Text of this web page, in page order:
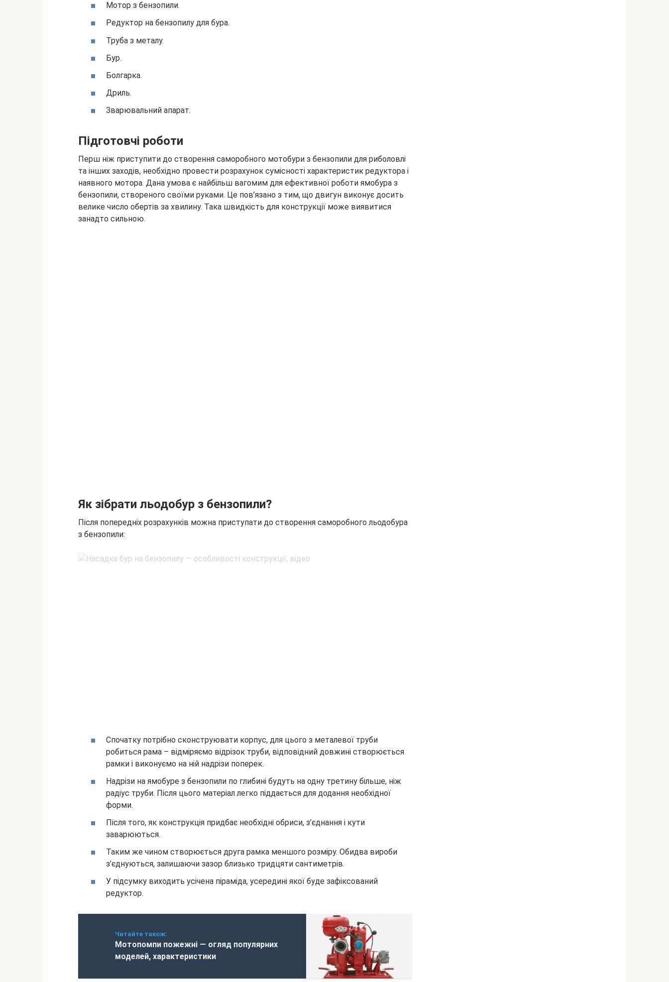
Мотор з бензопили.
Редуктор на бензопилу для бура.
Труба з металу.
Бур.
Болгарка.
Дриль.
Зварювальний апарат.
Підготовчі роботи
Перш ніж приступити до створення саморобного мотобури з бензопили для риболовлі
та інших заходів, необхідно провести розрахунок сумісності характеристик редуктора і
наявного мотора. Дана умова є найбільш вагомим для ефективної роботи ямобура з
бензопили, створеного своїми руками. Це пов’язано з тим, що двигун виконує досить
велике число обертів за хвилину. Така швидкість для конструкції може виявитися
занадто сильною.
Як зібрати льодобур з бензопили?
Після попередніх розрахунків можна приступати до створення саморобного льодобура
з бензопили:
Спочатку потрібно сконструювати корпус, для цього з металевої труби
робиться рама – відміряємо відрізок труби, відповідний довжині створюється
рамки і виконуємо на ній надрізи поперек.
Надрізи на ямобуре з бензопили по глибині будуть на одну третину більше, ніж
радіус труби. Після цього матеріал легко піддається для додання необхідної
форми.
Після того, як конструкція придбає необхідні обриси, з’єднання і кути
заварюються.
Таким же чином створюється друга рамка меншого розміру. Обидва вироби
з’єднуються, залишаючи зазор близько тридцяти сантиметрів.
У підсумку виходить усічена піраміда, усередині якої буде зафіксований
редуктор.
Читайте також:
Мотопомпи пожежні — огляд популярних
моделей, характеристики